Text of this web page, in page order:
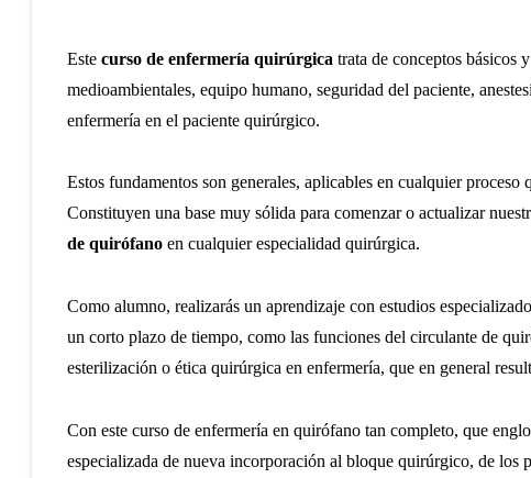
Este curso de enfermería quirúrgica trata de conceptos básicos
medioambientales, equipo humano, seguridad del paciente,
enfermería en el paciente quirúrgico.
Estos fundamentos son generales, aplicables en cualquier
Constituyen una base muy sólida para comenzar o actualizar
de quirófanoen cualquier especialidad quirúrgica.
Como alumno, realizarás un aprendizaje con estudios
un corto plazo de tiempo, como las funciones del circulante de
esterilización o ética quirúrgica en enfermería, que en general
Con este curso de enfermería en quirófano tan completo, que
especializada de nueva incorporación al bloque quirúrgico, de los